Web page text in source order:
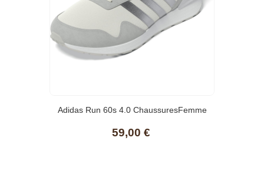
Adidas Run 60s 4.0 ChaussuresFemme
59,00 €